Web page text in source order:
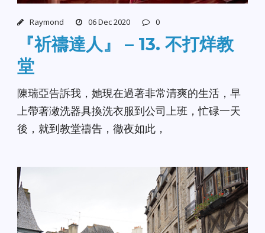
Raymond 06 Dec 2020 0
『祈禱達人』 – 13. 不打烊教
堂
陳瑞亞告訴我，她現在過著非常清爽的生活，早
上帶著潄洗器具換洗衣服到公司上班，忙碌一天
後，就到教堂禱告，徹夜如此，